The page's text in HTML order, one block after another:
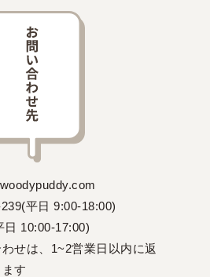
平日 9:00-18:00)
日 10:00-17:00)
せは、1~2営業日以内に返
す